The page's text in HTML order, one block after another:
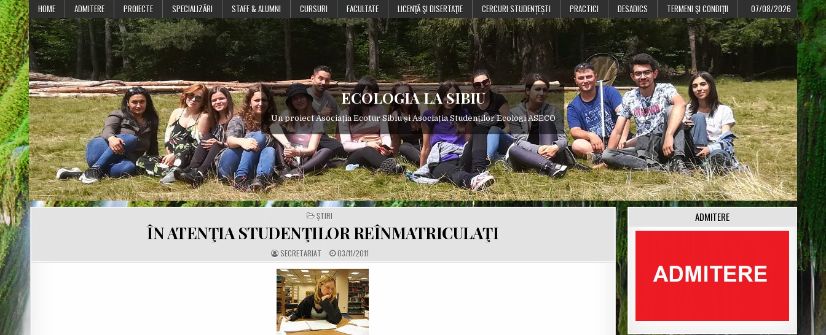
Skip
to
content
HOME ADMITERE PROIECTE SPECIALIZĂRI STAFF & ALUMNI CURSURI FACULTATE LICENŢĂ ŞI DISERTAŢIE CERCURI STUDENȚEȘTI PRACTICI DESADICS TERMENI ŞI CONDIŢII 07/08/2026
ECOLOGIA LA SIBIU
Un proiect Asociația Ecotur Sibiu și Asociația Studenților Ecologi ASECO
POSTED
IN
ŞTIRI
ÎN ATENŢIA STUDENŢILOR REÎNMATRICULAŢI
A
U
T
H
O
R
:
SECRETARIAT P
U
B
L
I
S
H
E
D
D
A
03/11/2011
ADMITERE